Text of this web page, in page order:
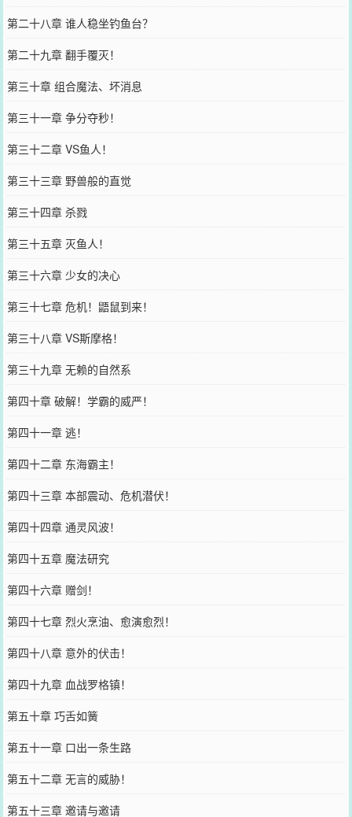
第二十八章 谁人稳坐钓鱼台？
第二十九章 翻手覆灭！
第三十章 组合魔法、坏消息
第三十一章 争分夺秒！
第三十二章 VS鱼人！
第三十三章 野兽般的直觉
第三十四章 杀戮
第三十五章 灭鱼人！
第三十六章 少女的决心
第三十七章 危机！鼯鼠到来！
第三十八章 VS斯摩格！
第三十九章 无赖的自然系
第四十章 破解！学霸的威严！
第四十一章 逃！
第四十二章 东海霸主！
第四十三章 本部震动、危机潜伏！
第四十四章 通灵风波！
第四十五章 魔法研究
第四十六章 赠剑！
第四十七章 烈火烹油、愈演愈烈！
第四十八章 意外的伏击！
第四十九章 血战罗格镇！
第五十章 巧舌如簧
第五十一章 口出一条生路
第五十二章 无言的威胁！
第五十三章 邀请与邀请